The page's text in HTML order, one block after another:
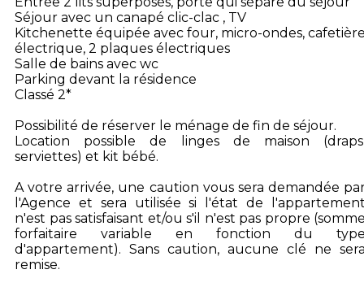
Séjour avec un canapé clic-clac , TV
Kitchenette équipée avec four, micro-ondes,
électrique, 2 plaques électriques
Salle de bains avec wc
Parking devant la résidence
Classé 2*
Possibilité de réserver le ménage de fin de séjour.
Location possible de linges de maison
serviettes) et kit bébé.
A votre arrivée, une caution vous sera demandée
l'Agence et sera utilisée si l'état de
n'est pas satisfaisant et/ou s'il n'est pas propre
forfaitaire variable en fonction du
d'appartement). Sans caution, aucune clé ne
remise.